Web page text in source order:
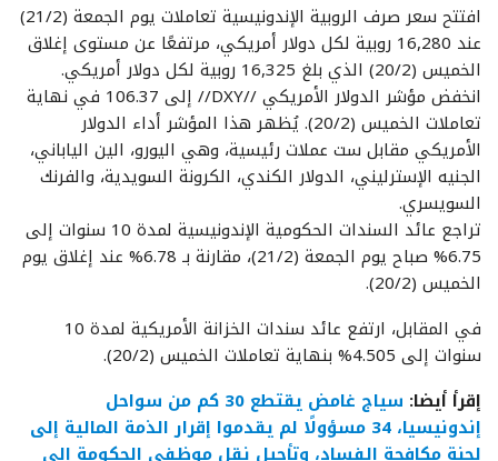
افتتح سعر صرف الروبية الإندونيسية تعاملات يوم الجمعة (21/2)
عند 16,280 روبية لكل دولار أمريكي، مرتفعًا عن مستوى إغلاق
الخميس (20/2) الذي بلغ 16,325 روبية لكل دولار أمريكي.
انخفض مؤشر الدولار الأمريكي //DXY// إلى 106.37 في نهاية
تعاملات الخميس (20/2). يُظهر هذا المؤشر أداء الدولار
الأمريكي مقابل ست عملات رئيسية، وهي اليورو، الين الياباني،
الجنيه الإسترليني، الدولار الكندي، الكرونة السويدية، والفرنك
السويسري.
تراجع عائد السندات الحكومية الإندونيسية لمدة 10 سنوات إلى
6.75% صباح يوم الجمعة (21/2)، مقارنة بـ 6.78% عند إغلاق يوم
الخميس (20/2).
في المقابل، ارتفع عائد سندات الخزانة الأمريكية لمدة 10
سنوات إلى 4.505% بنهاية تعاملات الخميس (20/2).
إقرأ أيضا:
سياج غامض يقتطع 30 كم من سواحل
إندونيسيا، 34 مسؤولًا لم يقدموا إقرار الذمة المالية إلى